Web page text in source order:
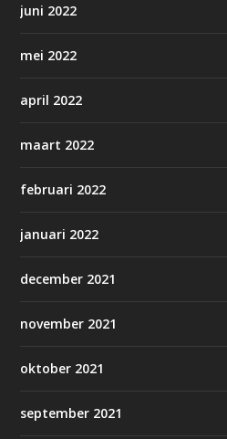
juni 2022
mei 2022
april 2022
maart 2022
februari 2022
januari 2022
december 2021
november 2021
oktober 2021
september 2021